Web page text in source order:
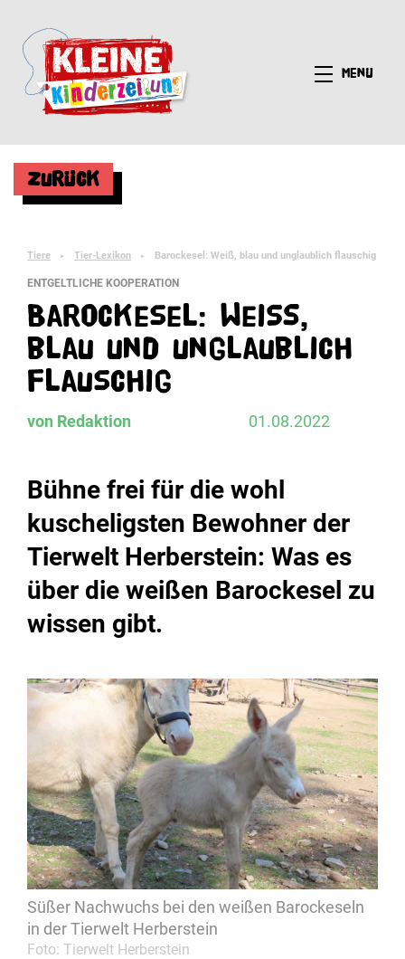
Menü
Zurück
Tiere ► Tier-Lexikon ► Barockesel: Weiß, blau und unglaublich flauschig
ENTGELTLICHE KOOPERATION
Barockesel: Weiß,
blau und unglaublich
flauschig
von Redaktion 01.08.2022
Bühne frei für die wohl
kuscheligsten Bewohner der
Tierwelt Herberstein: Was es
über die weißen Barockesel zu
wissen gibt.
Süßer Nachwuchs bei den weißen Barockeseln
in der Tierwelt Herberstein
Foto: Tierwelt Herberstein